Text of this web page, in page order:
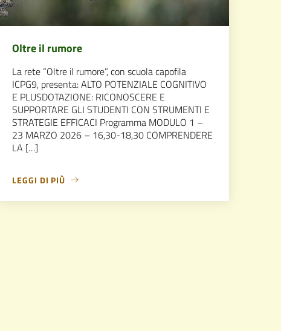
Oltre il rumore
La rete “Oltre il rumore”, con scuola capofila
ICPG9, presenta: ALTO POTENZIALE COGNITIVO
E PLUSDOTAZIONE: RICONOSCERE E
SUPPORTARE GLI STUDENTI CON STRUMENTI E
STRATEGIE EFFICACI Programma MODULO 1 –
23 MARZO 2026 – 16,30-18,30 COMPRENDERE
LA […]
LEGGI DI PIÙ